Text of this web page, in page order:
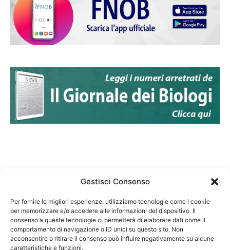
Gestisci Consenso
Per fornire le migliori esperienze, utilizziamo tecnologie come i cookie
per memorizzare e/o accedere alle informazioni del dispositivo. Il
consenso a queste tecnologie ci permetterà di elaborare dati come il
comportamento di navigazione o ID unici su questo sito. Non
acconsentire o ritirare il consenso può influire negativamente su alcune
caratteristiche e funzioni.
Federazione Nazionale Degli Ordini dei Biologi:
codice fiscale 80069130583
Responsabile sito internet www.fnob.it: Vincenzo